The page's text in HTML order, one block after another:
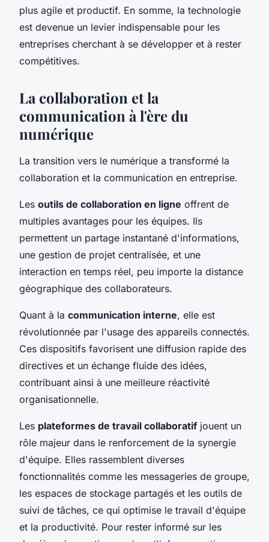
plus agile et productif. En somme, la technologie
est devenue un levier indispensable pour les
entreprises cherchant à se développer et à rester
compétitives.
La collaboration et la
communication à l'ère du
numérique
La transition vers le numérique a transformé la
collaboration et la communication en entreprise.
Les outils de collaboration en ligne offrent de
multiples avantages pour les équipes. Ils
permettent un partage instantané d'informations,
une gestion de projet centralisée, et une
interaction en temps réel, peu importe la distance
géographique des collaborateurs.
Quant à la communication interne, elle est
révolutionnée par l'usage des appareils connectés.
Ces dispositifs favorisent une diffusion rapide des
directives et un échange fluide des idées,
contribuant ainsi à une meilleure réactivité
organisationnelle.
Les plateformes de travail collaboratifjouent un
rôle majeur dans le renforcement de la synergie
d'équipe. Elles rassemblent diverses
fonctionnalités comme les messageries de groupe,
les espaces de stockage partagés et les outils de
suivi de tâches, ce qui optimise le travail d'équipe
et la productivité. Pour rester informé sur les